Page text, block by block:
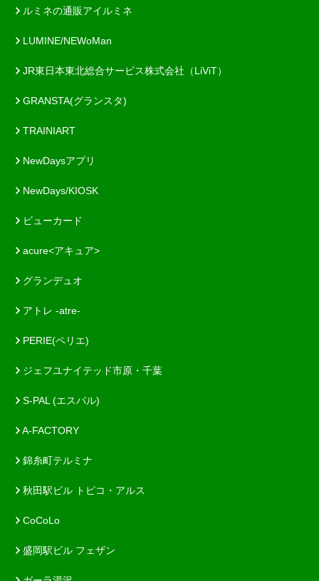
ルミネの通販アイルミネ
LUMINE/NEWoMan
JR東日本東北総合サービス株式会社（LiViT）
GRANSTA(グランスタ)
TRAINIART
NewDaysアプリ
NewDays/KIOSK
ビューカード
acure<アキュア>
グランデュオ
アトレ -atre-
PERIE(ペリエ)
ジェフユナイテッド市原・千葉
S-PAL (エスパル)
A-FACTORY
錦糸町テルミナ
秋田駅ビル トピコ・アルス
CoCoLo
盛岡駅ビル フェザン